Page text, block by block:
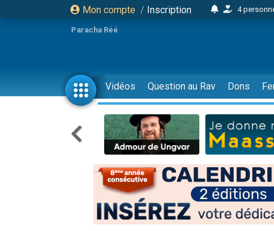
Mon compte / Inscription
4
17
4 personnes
Il reste
23
Eva vient de
4 personnes
3 personnes
3
Odaya vient
2 personnes
13 personnes
Paracha Réé
Vidéos Question au Rav Dons